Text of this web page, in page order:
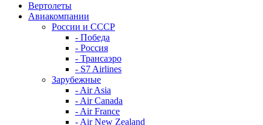
Вертолеты
Авиакомпании
России и СССР
- Победа
- Россия
- Трансаэро
- S7 Airlines
Зарубежные
- Air Asia
- Air Canada
- Air France
- Air New Zealand